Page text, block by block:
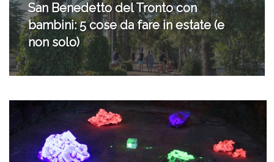
San Benedetto del Tronto con
bambini: 5 cose da fare in estate (e
non solo)